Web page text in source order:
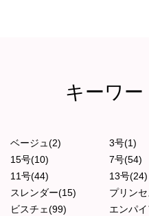
キーワ
ベージュ(2) 3号(1)
15号(10)
7号(54)
11号(44)
13号(24)
スレンダー(15)
プリン
ビスチェ(99)
エンパ